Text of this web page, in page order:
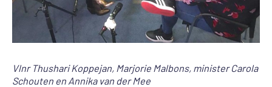
Vlnr Thushari Koppejan, Marjorie Malbons, minister Carola
Schouten en Annika van der Mee